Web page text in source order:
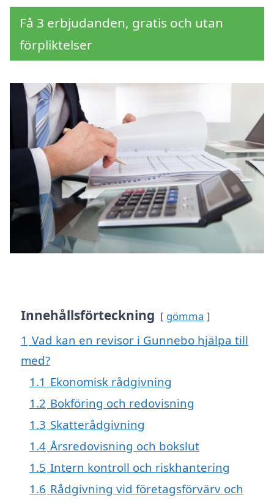
Få 3 erbjudanden, gratis och utan
förpliktelser
Innehållsförteckning gömma
1 Vad kan en revisor i Gunnebo hjälpa till
med?
1.1 Ekonomisk rådgivning
1.2 Bokföring och redovisning
1.3 Skatterådgivning
1.4 Årsredovisning och bokslut
1.5 Intern kontroll och riskhantering
1.6 Rådgivning vid företagsförvärv och